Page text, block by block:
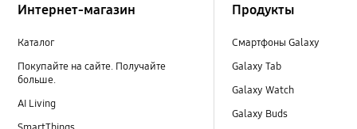
Интернет-магазин
Каталог
Покупайте на сайте. Получайте
больше.
AI Living
Продукты
Смартфоны Galaxy
Galaxy Tab
Galaxy Watch
Galaxy Buds